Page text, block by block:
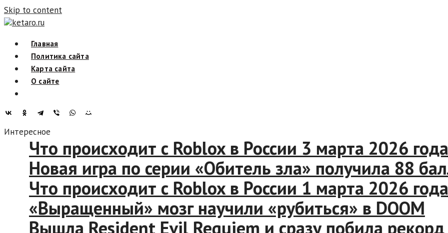
Skip to content
ketaro.ru
Главная
Политика сайта
Карта сайта
О сайте
Интересное
Что происходит с Roblox в России 3 марта 2026
Новая игра по серии «Обитель зла» получила 88
Что происходит с Roblox в России 1 марта 2026
«Выращенный» мозг научили «рубиться» в DOOM
Вышла Resident Evil Requiem и сразу побила